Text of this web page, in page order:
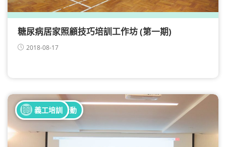
糖尿病居家照顧技巧培訓工作坊 (第一期)
2018-08-17
全部健康活動
義工培訓